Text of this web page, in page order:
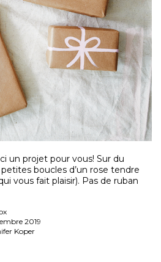
un projet pour vous! Sur du
boucles d’un rose tendre
vous fait plaisir). Pas de ruban
2019
Koper